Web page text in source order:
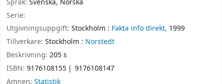
Språk: Svenska, Norska
Serie:
Utgivningsuppgift: Stockholm : Fakta info direkt, 1999
Tillverkare: Stockholm : Norstedt
Beskrivning: 205 s
ISBN: 9176108155
9176108147
Ämnen: Statistik